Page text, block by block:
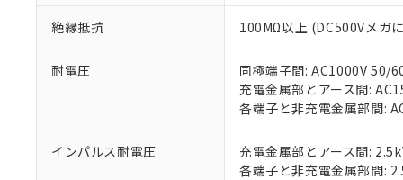
絶縁抵抗 100MΩ以上 (DC500Vメガ
耐電圧
同極端子間: AC1000V 50/
充電金属部とアース間:
各端子と非充電金属部間:
インパルス耐電圧
充電金属部とアース間:
各端子と非充電金属部間:
さい。
※当社の共同
いる法人を
下記の非含有証明
EU RoHS指令（
51物質の非含有証
※本証明書は発行
また、RoHS指令
混在することから
既に当社にて対応
り割愛しておりま